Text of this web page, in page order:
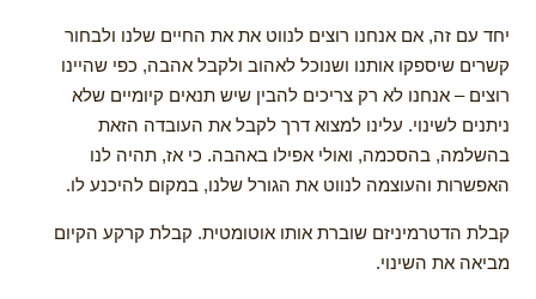
יחד עם זה, אם אנחנו רוצים לנווט את את החיים שלנו ולבחור
קשרים שיספקו אותנו ושנוכל לאהוב ולקבל אהבה, כפי שהיינו
רוצים – אנחנו לא רק צריכים להבין שיש תנאים קיומיים שלא
ניתנים לשינוי. עלינו למצוא דרך לקבל את העובדה הזאת
בהשלמה, בהסכמה, ואולי אפילו באהבה. כי אז, תהיה לנו
האפשרות והעוצמה לנווט את הגורל שלנו, במקום להיכנע לו.
קבלת הדטרמיניזם שוברת אותו אוטומטית. קבלת קרקע הקיום
מביאה את השינוי.